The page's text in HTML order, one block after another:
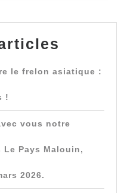
le frelon asiatique :
!
vous notre
Pays Malouin,
2026.